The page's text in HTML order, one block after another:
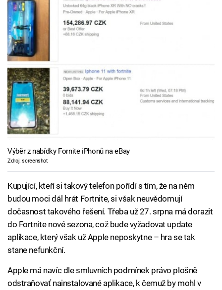
Výběr z nabídky Fornite iPhonů na eBay
Zdroj: screenshot
Kupující, kteří si takový telefon pořídí s tím, že na něm
budou moci dál hrát Fortnite, si však neuvědomují
dočasnost takového řešení. Třeba už 27. srpna má dorazit
do Fortnite nové sezona, což bude vyžadovat update
aplikace, který však už Apple neposkytne – hra se tak
stane nefunkční.
Apple má navíc dle smluvních podmínek právo plošně
odstraňovať nainstalované aplikace, k čemuž by mohl v